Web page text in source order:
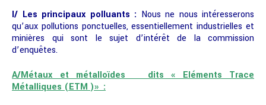
I/ Les principaux polluants : Nous ne nous intéresserons
qu’aux pollutions ponctuelles, essentiellement industrielles et
minières qui sont le sujet d’intérêt de la commission
d’enquêtes.
A/Métaux et métalloïdes dits « Eléments Trace
Métalliques (ETM )» :